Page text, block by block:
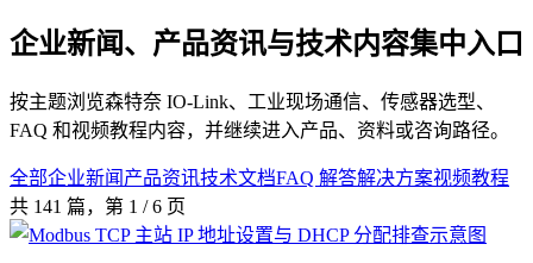
企业新闻、产品资讯与技术内容集中入口
按主题浏览森特奈 IO-Link、工业现场通信、传感器选型、
FAQ 和视频教程内容，并继续进入产品、资料或咨询路径。
全部企业新闻 产品资讯技术文档FAQ 解答解决方案视频教程
共 141 篇，第 1 / 6 页